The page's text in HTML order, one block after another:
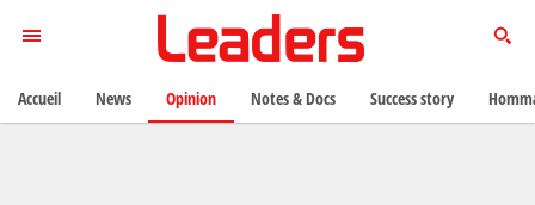
Accueil News Opinion Notes & Docs Success story